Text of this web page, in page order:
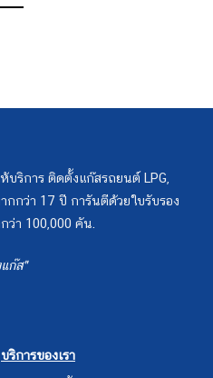
บริการ ติดตั้งแก๊สรถยนต์ LPG,
กกว่า 17 ปี การันตีด้วยใบรับรอง
ว่า 100,000 คัน.
ก๊ส"
บริการของเรา